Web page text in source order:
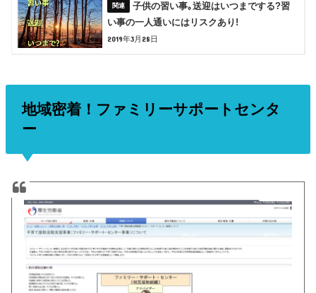
子供の習い事｡送迎はいつまでする?習
い事の一人通いにはリスクあり!
2019年3月28日
地域密着！ファミリーサポートセンタ
ー